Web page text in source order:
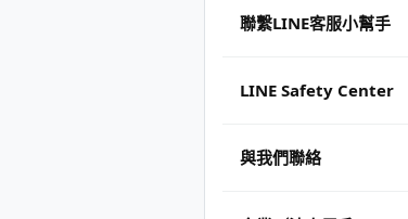
聯繫LINE客服小幫手
LINE Safety Center
與我們聯絡